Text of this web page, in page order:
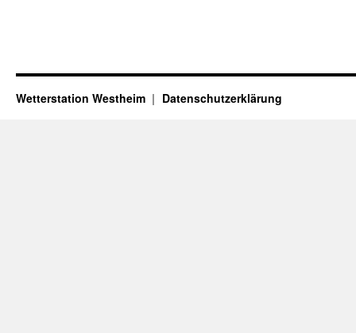
Wetterstation Westheim Datenschutzerklärung